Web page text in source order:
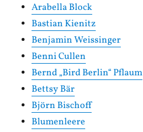
Arabella Block
Bastian Kienitz
Benjamin Weissinger
Benni Cullen
Bernd „Bird Berlin“ Pflaum
Bettsy Bär
Björn Bischoff
Blumenleere